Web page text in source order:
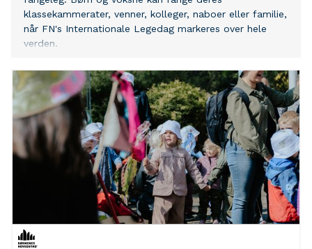
klassekammerater, venner, kolleger, naboer eller familie,
når FN's Internationale Legedag markeres over hele
verden.